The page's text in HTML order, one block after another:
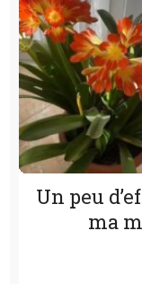
Un peu
ma